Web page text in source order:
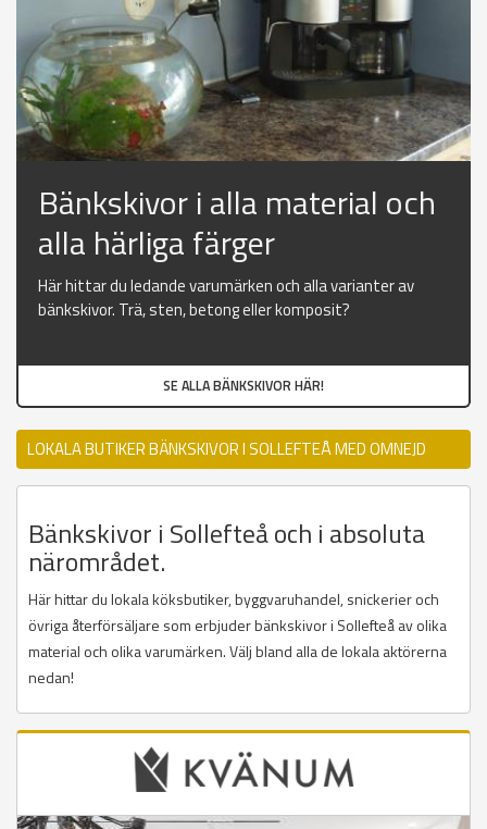
Bänkskivor i alla material och
alla härliga färger
Här hittar du ledande varumärken och alla varianter av
bänkskivor. Trä, sten, betong eller komposit?
SE ALLA BÄNKSKIVOR HÄR!
LOKALA BUTIKER BÄNKSKIVOR I SOLLEFTEÅ MED OMNEJD
Bänkskivor i Sollefteå och i absoluta
närområdet.
Här hittar du lokala köksbutiker, byggvaruhandel, snickerier och
övriga återförsäljare som erbjuder bänkskivor i Sollefteå av olika
material och olika varumärken. Välj bland alla de lokala aktörerna
nedan!